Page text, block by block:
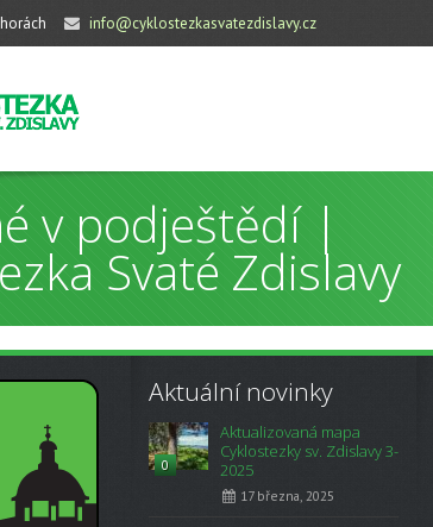
info@cyklostezkasvatezdislavy.cz
v podještědí |
Svaté Zdislavy
Aktuální novinky
0
Aktualizovaná mapa
Cyklostezky sv. Zdislavy 3-
2025
17 března, 2025